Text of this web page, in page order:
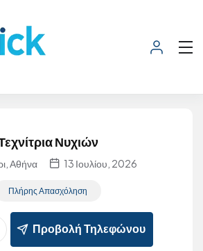
Νυχιών
Αθήνα 13 Ιουλίου, 2026
Πλήρης Απασχόληση
Προβολή Τηλεφώνου